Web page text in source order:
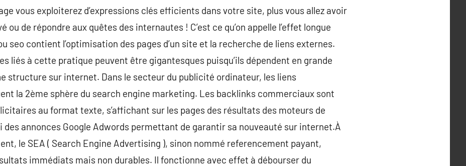
vous exploiterez d’expressions clés efficients dans votre site, plus vous allez avoir
ou de répondre aux quêtes des internautes ! C’est ce qu’on appelle l’effet longue
seo contient l’optimisation des pages d’un site et la recherche de liens externes.
liés à cette pratique peuvent être gigantesques puisqu’ils dépendent en grande
structure sur internet. Dans le secteur du publicité ordinateur, les liens
la 2ème sphère du search engine marketing. Les backlinks commerciaux sont
au format texte, s’affichant sur les pages des résultats des moteurs de
annonces Google Adwords permettant de garantir sa nouveauté sur internet.À
le SEA ( Search Engine Advertising ), sinon nommé referencement payant,
immédiats mais non durables. Il fonctionne avec effet à débourser du